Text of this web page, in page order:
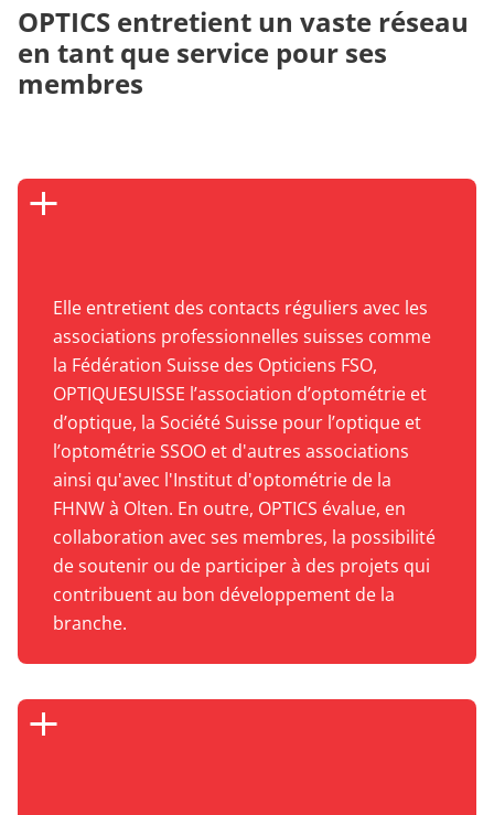
OPTICS entretient un vaste réseau
en tant que service pour ses
membres
Elle entretient des contacts réguliers avec les
associations professionnelles suisses comme
la Fédération Suisse des Opticiens FSO,
OPTIQUESUISSE l’association d’optométrie et
d’optique, la Société Suisse pour l’optique et
l’optométrie SSOO et d'autres associations
ainsi qu'avec l'Institut d'optométrie de la
FHNW à Olten. En outre, OPTICS évalue, en
collaboration avec ses membres, la possibilité
de soutenir ou de participer à des projets qui
contribuent au bon développement de la
branche.